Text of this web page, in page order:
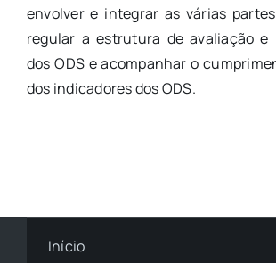
envolver e integrar as várias
regular a estrutura de avaliação e
dos ODS e acompanhar o
dos indicadores dos ODS.
Início